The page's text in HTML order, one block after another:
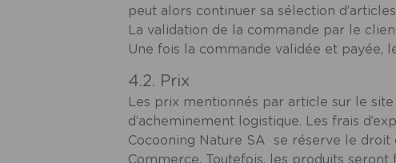
peut alors continuer sa sélection
La validation de la commande par le
Une fois la commande validée et
4.2. Prix
Les prix mentionnés par article sur le
d’acheminement logistique. Les frais
Cocooning Nature SA se réserve le droit
Commerce. Toutefois, les produits